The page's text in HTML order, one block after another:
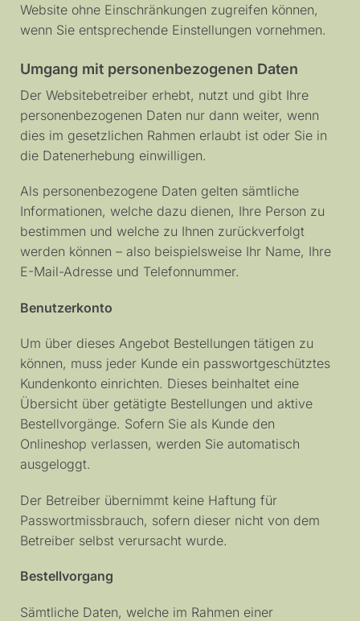
Website ohne Einschränkungen zugreifen können,
wenn Sie entsprechende Einstellungen vornehmen.
Umgang mit personenbezogenen Daten
Der Websitebetreiber erhebt, nutzt und gibt Ihre
personenbezogenen Daten nur dann weiter, wenn
dies im gesetzlichen Rahmen erlaubt ist oder Sie in
die Datenerhebung einwilligen.
Als personenbezogene Daten gelten sämtliche
Informationen, welche dazu dienen, Ihre Person zu
bestimmen und welche zu Ihnen zurückverfolgt
werden können – also beispielsweise Ihr Name, Ihre
E-Mail-Adresse und Telefonnummer.
Benutzerkonto
Um über dieses Angebot Bestellungen tätigen zu
können, muss jeder Kunde ein passwortgeschütztes
Kundenkonto einrichten. Dieses beinhaltet eine
Übersicht über getätigte Bestellungen und aktive
Bestellvorgänge. Sofern Sie als Kunde den
Onlineshop verlassen, werden Sie automatisch
ausgeloggt.
Der Betreiber übernimmt keine Haftung für
Passwortmissbrauch, sofern dieser nicht von dem
Betreiber selbst verursacht wurde.
Bestellvorgang
Sämtliche Daten, welche im Rahmen einer